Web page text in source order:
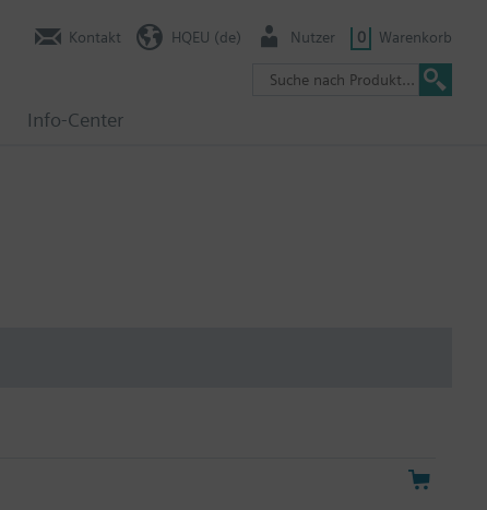
Info-Center
Kontakt HQEU (de) Nutzer 0 Warenkorb